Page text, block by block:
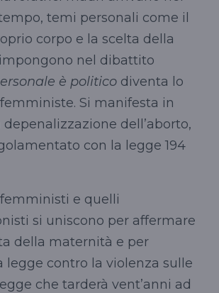
temi personali come il
corpo e la scelta della
nel dibattito
è politico diventa lo
Si manifesta in
dell’aborto,
con la legge 194
e quelli
si uniscono per affermare
della maternità e per
legge contro la violenza sulle
che tarderà vent’anni ad